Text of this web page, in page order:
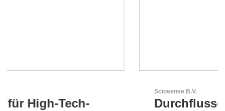
Durchfluss- und